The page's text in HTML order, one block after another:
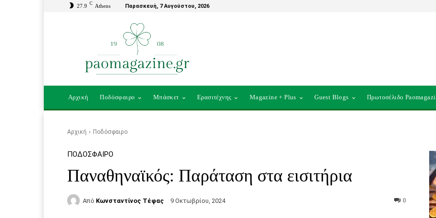
27.9 C Athens Παρασκευή, 7 Αυγούστου, 2026
Αρχική Ποδόσφαιρο Μπάσκετ Ερασιτέχνης Magazine + Plus Guest Blogs Πρωτοσέλιδο
Αρχική Ποδόσφαιρο
ΠΟΔΌΣΦΑΙΡΟ
Παναθηναϊκός: Παράταση στα εισιτήρια
Από Κωνσταντίνος Τέφας 9 Οκτωβρίου, 2024 0